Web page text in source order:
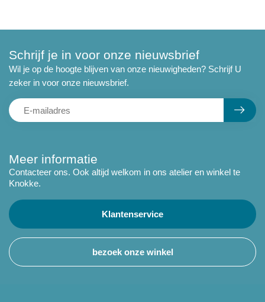
Meer informatie
Contacteer ons. Ook altijd welkom in ons atelier en winkel te
Knokke.
Klantenservice
bezoek onze winkel
Schrijf je in voor onze nieuwsbrief
Wil je op de hoogte blijven van onze nieuwigheden? Schrijf U
zeker in voor onze nieuwsbrief.